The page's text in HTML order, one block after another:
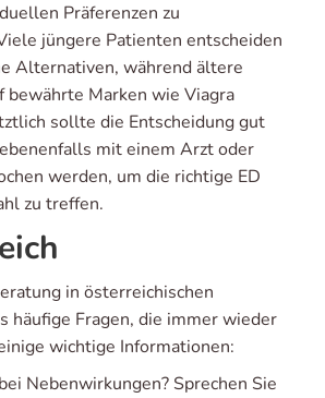
Präferenzen zu
jüngere Patienten entscheiden
Alternativen, während ältere
bewährte Marken wie Viagra
sollte die Entscheidung gut
mit einem Arzt oder
werden, um die richtige ED
zu treffen.
in österreichischen
häufige Fragen, die immer wieder
wichtige Informationen:
Nebenwirkungen? Sprechen Sie